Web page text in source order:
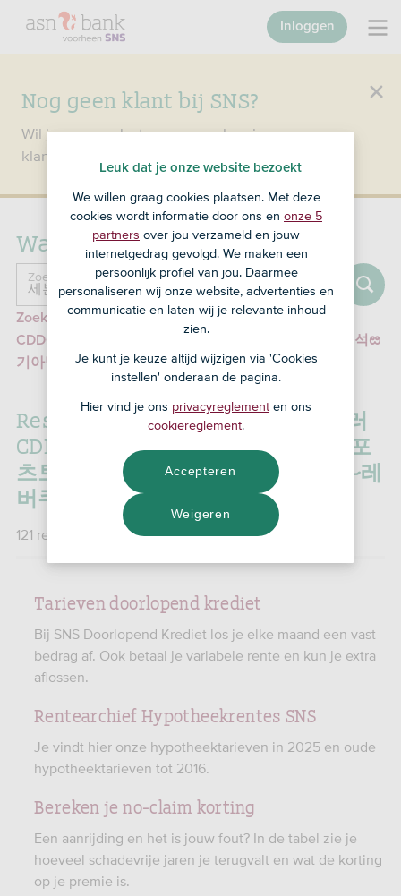
Nog geen klant bij SNS?
Wil je een product openen en ben je nog geen
klant bij SNS?
Inloggen
Waar ben je naar op zoek?
Zoek naar ... Zoeken
Zoek in zakelijke informatie naar '세븐럭카지노딜러
CDDC7_CОM 프로모션코드 B77 스포츠토토승부식분석ೞ
기아넥센중계ޞ레버쿠젠৺레씸노BC㎎우리토토/'
Resultaten voor:'세븐럭카지노딜러
CDDC7_CОM 프로모션코드 B77 스포
츠토토승부식분석ೞ기아넥센중계ޞ레
버쿠젠৺레씸노BC㎎우리토토/'
121 resultaten gevonden
Tarieven doorlopend krediet
Bij SNS Doorlopend Krediet los je elke maand een vast
bedrag af. Ook betaal je variabele rente en kun je extra
aflossen.
Rentearchief Hypotheekrentes SNS
Je vindt hier onze hypotheektarieven in 2025 en oude
hypotheektarieven tot 2016.
Bereken je no-claim korting
Een aanrijding en het is jouw fout? In de tabel zie je
hoeveel schadevrije jaren je terugvalt en wat de korting
op je premie is.
Leuk dat je onze website bezoekt
We willen graag cookies plaatsen. Met deze
cookies wordt informatie door ons en onze 5
partners over jou verzameld en jouw
internetgedrag gevolgd. We maken een
persoonlijk profiel van jou. Daarmee
personaliseren wij onze website, advertenties en
communicatie en laten wij je relevante inhoud
zien.
Je kunt je keuze altijd wijzigen via 'Cookies
instellen' onderaan de pagina.
Hier vind je ons privacyreglement en ons
cookiereglement.
Weigeren
Accepteren